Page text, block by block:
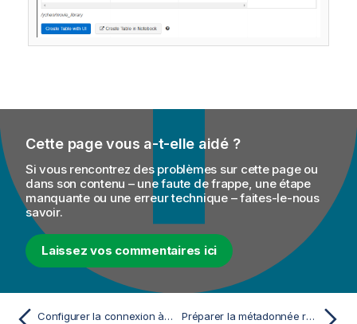
Cette page vous a-t-elle aidé ?
Si vous rencontrez des problèmes sur cette page ou
dans son contenu – une faute de frappe, une étape
manquante ou une erreur technique – faites-le-nous
savoir.
Laissez vos commentaires ici
Configurer la connexion à votre plateforme Big Data Préparer la métadonnée relative aux films